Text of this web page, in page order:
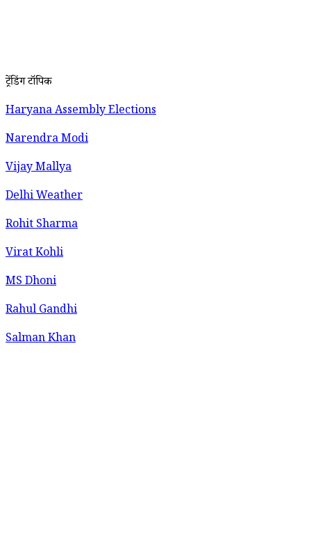
ट्रेंडिंग टॉपिक
Haryana Assembly Elections
Narendra Modi
Vijay Mallya
Delhi Weather
Rohit Sharma
Virat Kohli
MS Dhoni
Rahul Gandhi
Salman Khan